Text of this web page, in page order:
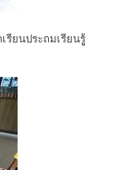
รียนประถมเรียนรูู้